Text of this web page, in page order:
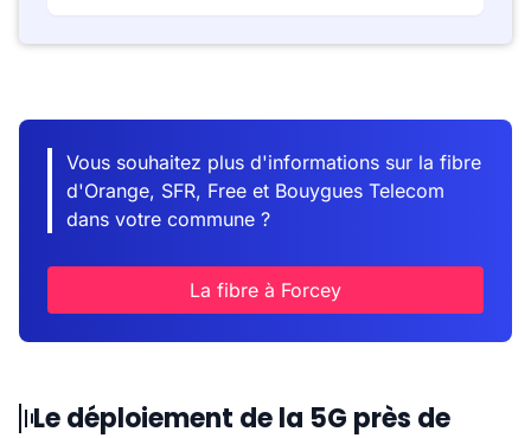
Vous souhaitez plus d'informations sur la fibre
d'Orange, SFR, Free et Bouygues Telecom
dans votre commune ?
La fibre à Forcey
Le déploiement de la 5G près de